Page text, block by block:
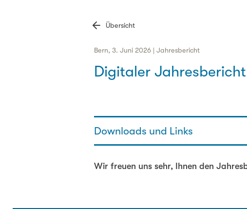
Übersicht
Bern, 3. Juni 2026 | Jahresbericht
Digitaler
Downloads und Links
Hier können Sie den Bericht einsehen
Wir freuen uns sehr, Ihnen den